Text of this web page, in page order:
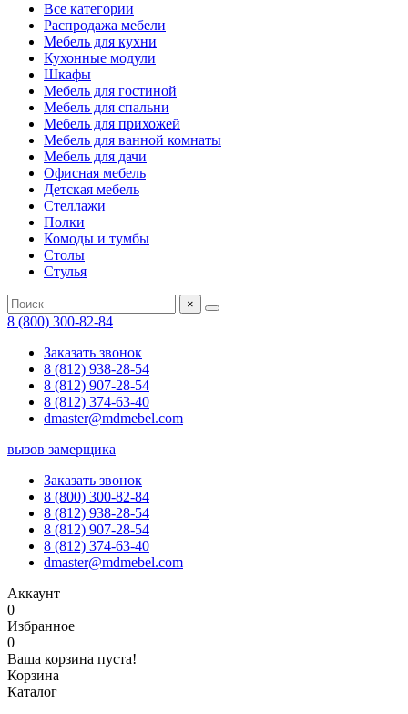
Все категории
Распродажа мебели
Мебель для кухни
Кухонные модули
Шкафы
Мебель для гостиной
Мебель для спальни
Мебель для прихожей
Мебель для ванной комнаты
Мебель для дачи
Офисная мебель
Детская мебель
Стеллажи
Полки
Комоды и тумбы
Столы
Стулья
×
8 (800) 300-82-84
Заказать звонок
8 (812) 938-28-54
8 (812) 907-28-54
8 (812) 374-63-40
dmaster@mdmebel.com
вызов замерщика
Заказать звонок
8 (800) 300-82-84
8 (812) 938-28-54
8 (812) 907-28-54
8 (812) 374-63-40
dmaster@mdmebel.com
Аккаунт
0
Избранное
0
Ваша корзина пуста!
Корзина
Каталог